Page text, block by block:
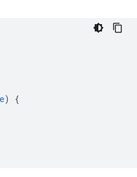
)
{